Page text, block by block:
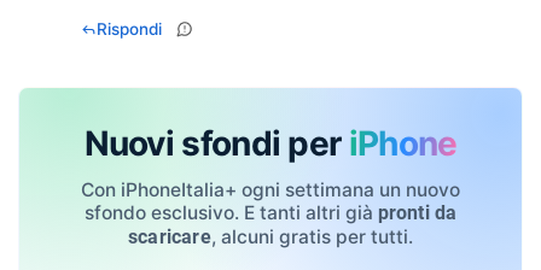
Rispondi
Nuovi sfondi per iPhone
Con iPhoneItalia+ ogni settimana un nuovo
sfondo esclusivo. E tanti altri già pronti da
scaricare, alcuni gratis per tutti.